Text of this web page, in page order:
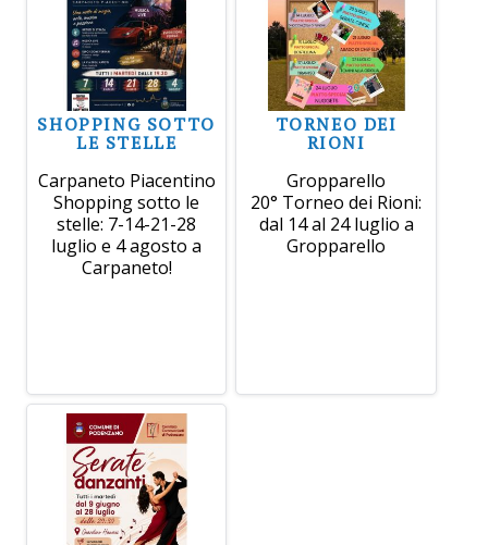
SHOPPING SOTTO
LE STELLE
Carpaneto Piacentino
Shopping sotto le
stelle: 7-14-21-28
luglio e 4 agosto a
Carpaneto!
TORNEO DEI
RIONI
Gropparello
20° Torneo dei Rioni:
dal 14 al 24 luglio a
Gropparello